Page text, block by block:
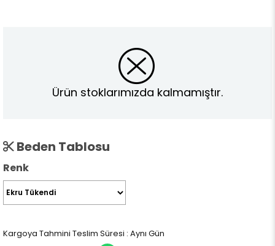
Ürün stoklarımızda kalmamıştır.
Beden Tablosu
Renk
Kargoya Tahmini Teslim Süresi : Aynı Gün